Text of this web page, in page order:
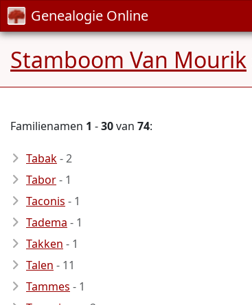
Genealogie Online
Stamboom Van Mourik
Familienamen 1 -30van 74:
Tabak- 2
Tabor- 1
Taconis - 1
Tadema - 1
Takken - 1
Talen - 11
Tammes - 1